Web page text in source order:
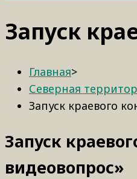
Запуск
Главная>
Северная
Запуск краевого
Запуск
видеовопрос»